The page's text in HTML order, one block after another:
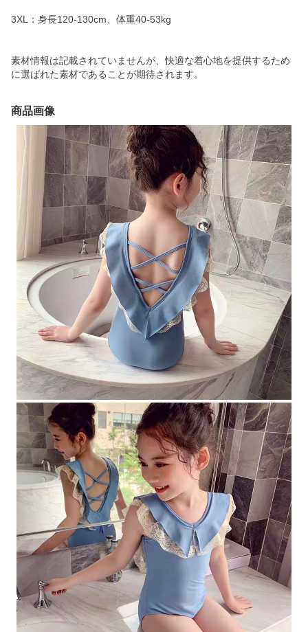
3XL：身長120-130cm、体重40-53kg
素材情報は記載されていませんが、快適な着心地を提供するため
に選ばれた素材であることが期待されます。
商品画像